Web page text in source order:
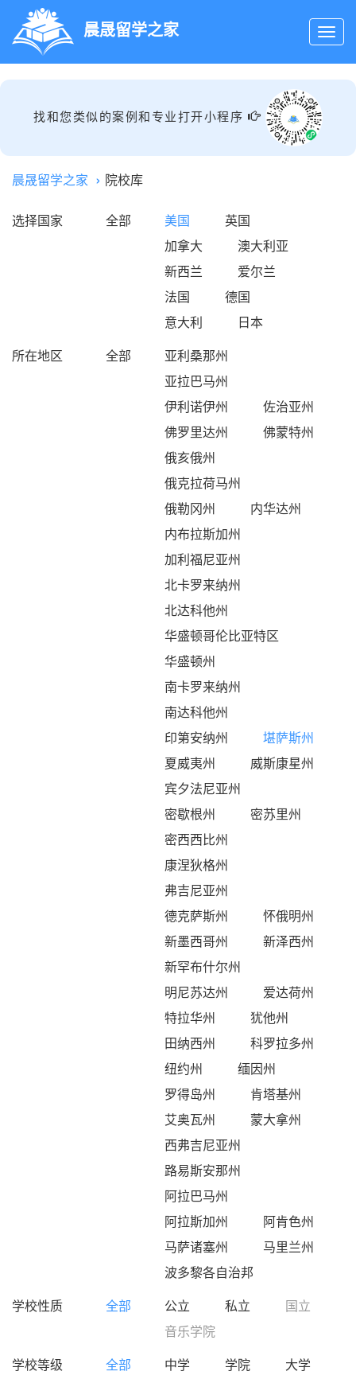
晨晟留学之家
找和您类似的案例和专业打开小程序
晨晟留学之家 院校库
选择国家 全部 美国
英国
加拿大
澳大利亚
新西兰
爱尔兰
法国
德国
意大利
日本
所在地区
全部
亚利桑那州
亚拉巴马州
伊利诺伊州
佐治亚州
佛罗里达州
佛蒙特州
俄亥俄州
俄克拉荷马州
俄勒冈州
内华达州
内布拉斯加州
加利福尼亚州
北卡罗来纳州
北达科他州
华盛顿哥伦比亚特区
华盛顿州
南卡罗来纳州
南达科他州
印第安纳州
堪萨斯州
夏威夷州
威斯康星州
宾夕法尼亚州
密歇根州
密苏里州
密西西比州
康涅狄格州
弗吉尼亚州
德克萨斯州
怀俄明州
新墨西哥州
新泽西州
新罕布什尔州
明尼苏达州
爱达荷州
特拉华州
犹他州
田纳西州
科罗拉多州
纽约州
缅因州
罗得岛州
肯塔基州
艾奥瓦州
蒙大拿州
西弗吉尼亚州
路易斯安那州
阿拉巴马州
阿拉斯加州
阿肯色州
马萨诸塞州
马里兰州
波多黎各自治邦
学校性质
全部 公立 私立
国立
音乐学院
学校等级
全部 中学 学院
大学